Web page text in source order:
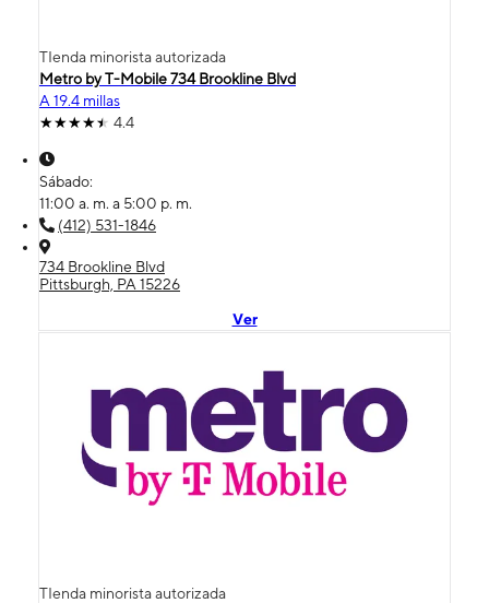
TIenda minorista autorizada
Metro by T-Mobile 734 Brookline Blvd
A 19.4 millas
4.4
Sábado:
11:00 a. m. a 5:00 p. m.
(412) 531-1846
734 Brookline Blvd
Pittsburgh, PA 15226
Ver
TIenda minorista autorizada